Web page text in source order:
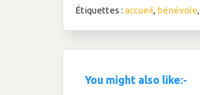
Étiquettes : accueil, bénévole,
You might also like:-